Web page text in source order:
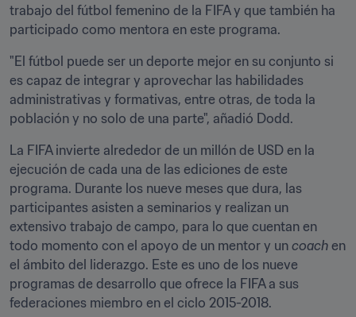
trabajo del fútbol femenino de la FIFA y que también ha
participado como mentora en este programa.
"El fútbol puede ser un deporte mejor en su conjunto si
es capaz de integrar y aprovechar las habilidades
administrativas y formativas, entre otras, de toda la
población y no solo de una parte", añadió Dodd.
La FIFA invierte alrededor de un millón de USD en la
ejecución de cada una de las ediciones de este
programa. Durante los nueve meses que dura, las
participantes asisten a seminarios y realizan un
extensivo trabajo de campo, para lo que cuentan en
todo momento con el apoyo de un mentor y un coach en
el ámbito del liderazgo. Este es uno de los nueve
programas de desarrollo que ofrece la FIFA a sus
federaciones miembro en el ciclo 2015-2018.